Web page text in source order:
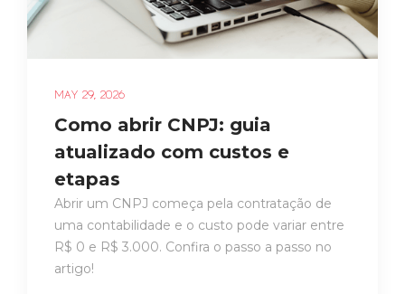
MAY 29, 2026
Como abrir CNPJ: guia
atualizado com custos e
etapas
Abrir um CNPJ começa pela contratação de
uma contabilidade e o custo pode variar entre
R$ 0 e R$ 3.000. Confira o passo a passo no
artigo!